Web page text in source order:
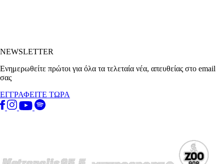
NEWSLETTER
Ενημερωθείτε πρώτοι για όλα τα τελεταία νέα, απευθείας στο email
σας
ΕΓΓΡΑΦΕΙΤΕ ΤΩΡΑ